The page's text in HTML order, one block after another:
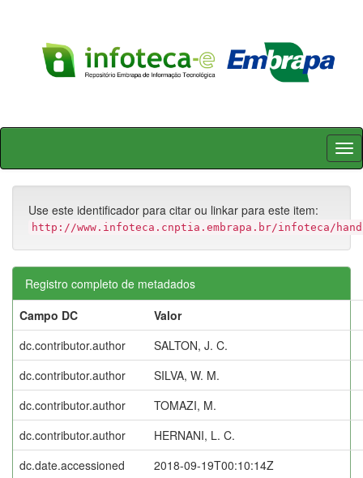
Skip
Use este identificador para citar ou linkar para este item:
http://www.infoteca.cnptia.embrapa.br/infoteca/
Registro completo de metadados
Campo DC
Valor
dc.contributor.author
SALTON, J. C.
dc.contributor.author
SILVA, W. M.
dc.contributor.author
TOMAZI, M.
dc.contributor.author
HERNANI, L. C.
dc.date.accessioned
2018-09-19T00:10:14Z